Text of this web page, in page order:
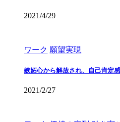
2021/4/29
ワーク 願望実現
嫉妬心から解放され、自己肯定
2021/2/27